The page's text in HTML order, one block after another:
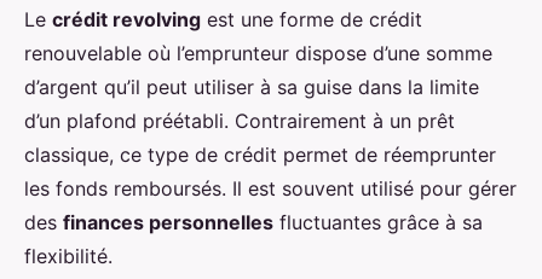
Le crédit revolving est une forme de crédit
renouvelable où l’emprunteur dispose d’une somme
d’argent qu’il peut utiliser à sa guise dans la limite
d’un plafond préétabli. Contrairement à un prêt
classique, ce type de crédit permet de réemprunter
les fonds remboursés. Il est souvent utilisé pour gérer
des finances personnelles fluctuantes grâce à sa
flexibilité.